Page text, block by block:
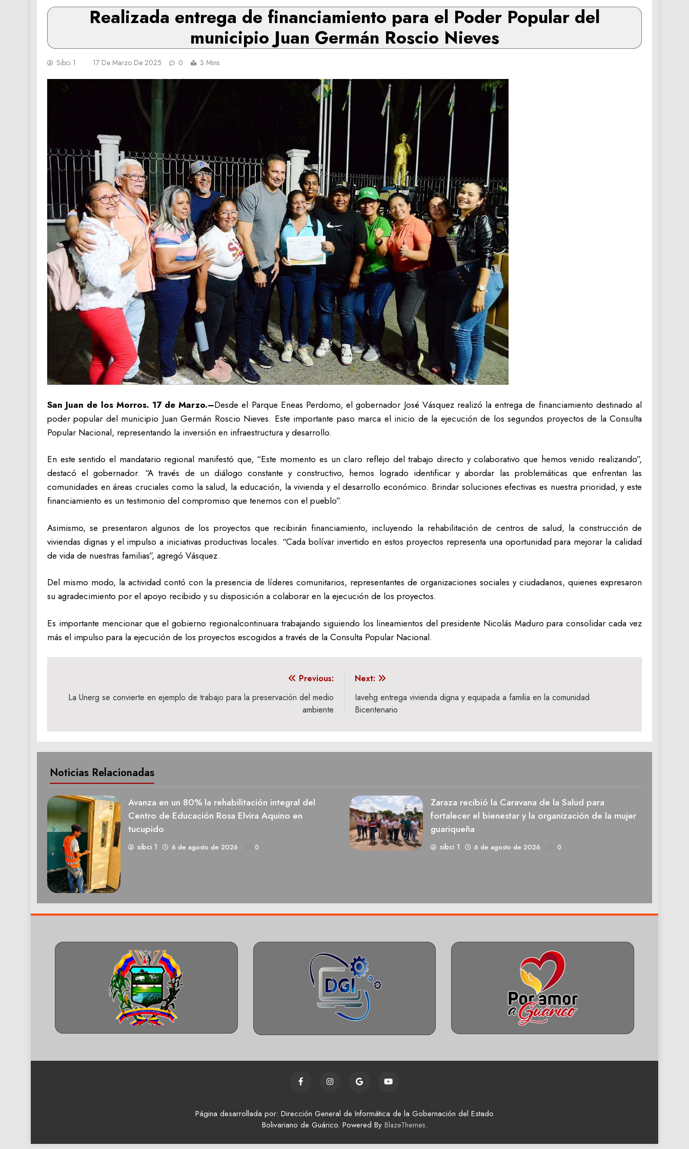
Realizada entrega de financiamiento para el Poder Popular del
municipio Juan Germán Roscio Nieves
Sibci 1 17 De Marzo De 2025 0 3 Mins
San Juan de los Morros. 17 de Marzo.–Desde el Parque Eneas Perdomo, el gobernador José Vásquez realizó la entrega de financiamiento destinado al
poder popular del municipio Juan Germán Roscio Nieves. Este importante paso marca el inicio de la ejecución de los segundos proyectos de la Consulta
Popular Nacional, representando la inversión en infraestructura y desarrollo.
En este sentido el mandatario regional manifestó que, “Este momento es un claro reflejo del trabajo directo y colaborativo que hemos venido realizando”,
destacó el gobernador. “A través de un diálogo constante y constructivo, hemos logrado identificar y abordar las problemáticas que enfrentan las
comunidades en áreas cruciales como la salud, la educación, la vivienda y el desarrollo económico. Brindar soluciones efectivas es nuestra prioridad, y este
financiamiento es un testimonio del compromiso que tenemos con el pueblo”.
Asimismo, se presentaron algunos de los proyectos que recibirán financiamiento, incluyendo la rehabilitación de centros de salud, la construcción de
viviendas dignas y el impulso a iniciativas productivas locales. “Cada bolívar invertido en estos proyectos representa una oportunidad para mejorar la calidad
de vida de nuestras familias”, agregó Vásquez.
Del mismo modo, la actividad contó con la presencia de líderes comunitarios, representantes de organizaciones sociales y ciudadanos, quienes expresaron
su agradecimiento por el apoyo recibido y su disposición a colaborar en la ejecución de los proyectos.
Es importante mencionar que el gobierno regionalcontinuara trabajando siguiendo los lineamientos del presidente Nicolás Maduro para consolidar cada vez
más el impulso para la ejecución de los proyectos escogidos a través de la Consulta Popular Nacional.
de
Previous:
La Unerg se convierte en ejemplo de trabajo para la preservación del medio
ambiente
Next:
Iavehg entrega vivienda digna y equipada a familia en la comunidad
Bicentenario
Noticias Relacionadas
Avanza en un 80% la rehabilitación integral del
Centro de Educación Rosa Elvira Aquino en
tucupido
sibci 1 6 de agosto de 2026 0
Zaraza recibió la Caravana de la Salud para
fortalecer el bienestar y la organización de la mujer
guariqueña
sibci 1 6 de agosto de 2026 0
Página desarrollada por: Dirección General de Informática de la Gobernación del Estado
Bolivariano de Guárico. Powered By BlazeThemes.